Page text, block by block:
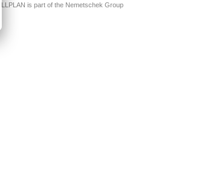
ALLPLAN is part of the Nemetschek Group